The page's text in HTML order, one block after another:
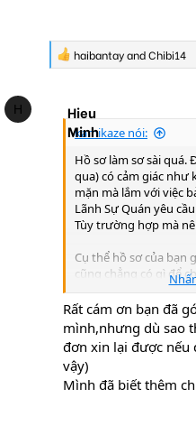
R
e
t
i
o
n
s
:
haibantayandChibi14
H
Hieu
Minh
kamikaze nói:
Hồ sơ làm sơ sài quá.
qua) có cảm giác như
mặn mà lắm với việc
Lãnh Sự Quán yêu
Tùy trường hợp mà
Cụ thể hồ sơ của bạn
cũng chẳng có gì để
của hai người cả. Với
chưa hề có lịch sử
nhận chứ chưa nói gì
Nhật và trốn ra ngoài.
Ít ra thì cũng phải:
1/Viết cụ thể mối
Rất cám ơn bạn đã
mình,nhưng dù sao
đơn xin lại được nếu
vậy)
Mình đã biết thêm